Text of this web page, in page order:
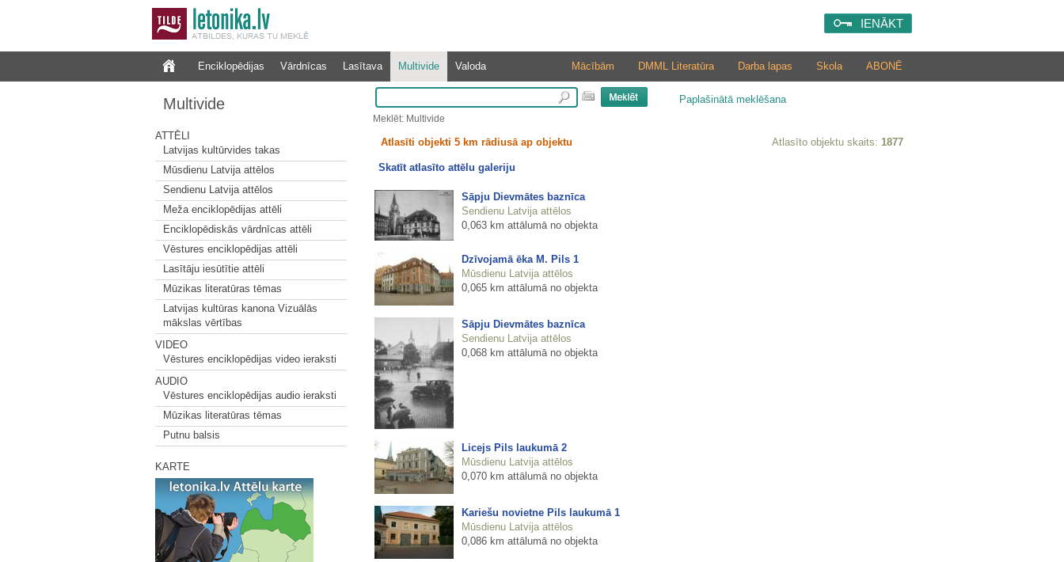
IENĀKT
Enciklopēdijas Vārdnīcas Lasītava Multivide Valoda ABONĒ
Skola
Darba lapas
DMML Literatūra
Mācībām
Multivide
ATTĒLI
Latvijas kultūrvides takas
Mūsdienu Latvija attēlos
Sendienu Latvija attēlos
Meža enciklopēdijas attēli
Enciklopēdiskās vārdnīcas attēli
Vēstures enciklopēdijas attēli
Lasītāju iesūtītie attēli
Mūzikas literatūras tēmas
Latvijas kultūras kanona Vizuālās
mākslas vērtības
VIDEO
Vēstures enciklopēdijas video ieraksti
AUDIO
Vēstures enciklopēdijas audio ieraksti
Mūzikas literatūras tēmas
Putnu balsis
KARTE
Paplašinātā meklēšana
Meklēt: Multivide
Atlasīti objekti 5 km rādiusā ap objektu Atlasīto objektu skaits: 1877
Skatīt atlasīto attēlu galeriju
Sāpju Dievmātes baznīca
Sendienu Latvija attēlos
0,063 km attālumā no objekta
Dzīvojamā ēka M. Pils 1
Mūsdienu Latvija attēlos
0,065 km attālumā no objekta
Sāpju Dievmātes baznīca
Sendienu Latvija attēlos
0,068 km attālumā no objekta
Licejs Pils laukumā 2
Mūsdienu Latvija attēlos
0,070 km attālumā no objekta
Kariešu novietne Pils laukumā 1
Mūsdienu Latvija attēlos
0,086 km attālumā no objekta